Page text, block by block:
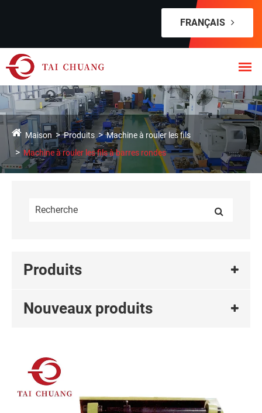
FRANÇAIS
Maison Produits
Machine à rouler les fils
Machine à rouler les fils à barres rondes
Produits
Nouveaux produits